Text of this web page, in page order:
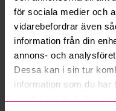
för sociala medier och
vidarebefordrar även
information från din
annons- och
Dessa kan i sin tur
information som du har
Kan ni frakta mina
Läs
Mer från samma